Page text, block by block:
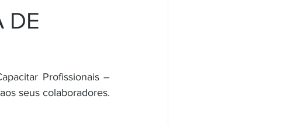
DE
Profissionais –
seus colaboradores.